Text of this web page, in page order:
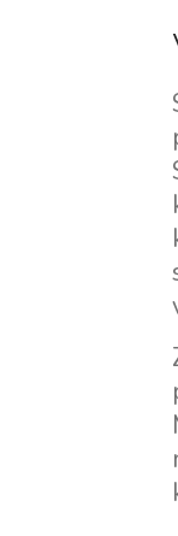
Tražilica